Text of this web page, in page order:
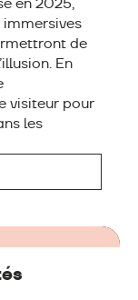
de
En
visiteur pour
les